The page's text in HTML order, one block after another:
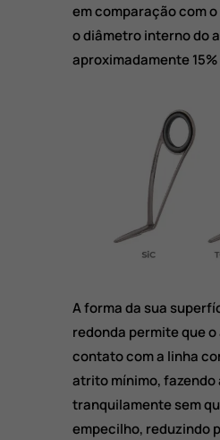
em comparação com o
o diâmetro interno do
aproximadamente
A forma da sua
redonda permite que
contato com a linha
atrito mínimo, fazendo
tranquilamente sem
empecilho, reduzindo